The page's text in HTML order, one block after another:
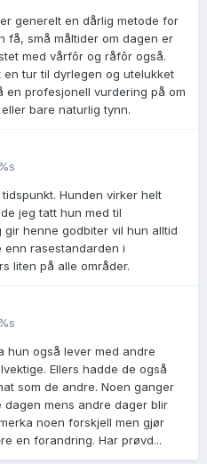
generelt en dårlig metode for
få, små måltider om dagen er
med vårfôr og råfôr også.
tur til dyrlegen og utelukket
en profesjonell vurdering på om
bare naturlig tynn.
Hunden virker helt
jeg tatt hun med til
henne godbiter vil hun alltid
rasestandarden i
liten på alle områder.
hun også lever med andre
Ellers hadde de også
som de andre. Noen ganger
dagen mens andre dager blir
noen forskjell men gjør
en forandring. Har prøvd...